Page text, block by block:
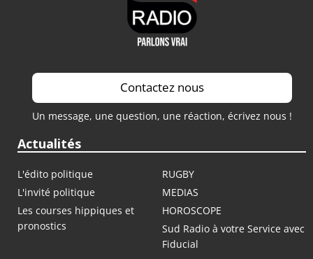
Contactez nous
Un message, une question, une réaction, écrivez nous !
Actualités
L'édito politique
RUGBY
L'invité politique
MEDIAS
Les courses hippiques et
pronostics
HOROSCOPE
Sud Radio à votre Service avec
Fiducial